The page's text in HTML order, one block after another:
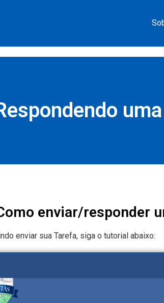
enviar/responder
enviar sua Tarefa, siga o tutorial abaixo: